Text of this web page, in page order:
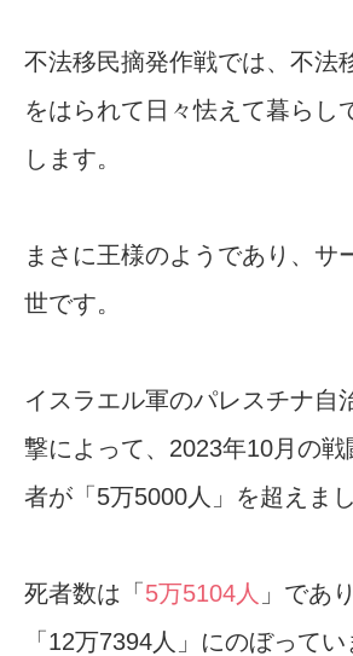
不法移民摘発作戦では、不法
をはられて日々怯えて暮らし
します。
まさに王様のようであり、サ
世です。
イスラエル軍のパレスチナ自
撃によって、2023年10月の
者が「5万5000人」を超えまし
死者数は「 5万5104人 」であ
「12万7394人」にのぼってい